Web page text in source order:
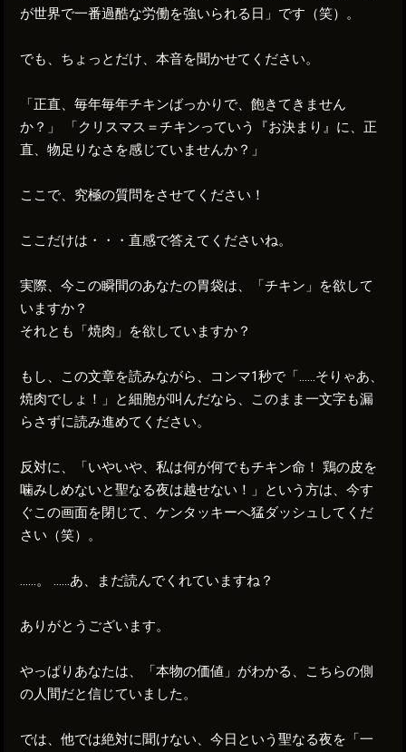
が世界で一番過酷な労働を強いられる日」です（笑）。
でも、ちょっとだけ、本音を聞かせてください。
「正直、毎年毎年チキンばっかりで、飽きてきません
か？」 「クリスマス＝チキンっていう『お決まり』に、正
直、物足りなさを感じていませんか？」
ここで、究極の質問をさせてください！
ここだけは・・・直感で答えてくださいね。
実際、今この瞬間のあなたの胃袋は、「チキン」を欲して
いますか？
それとも「焼肉」を欲していますか？
もし、この文章を読みながら、コンマ1秒で「……そりゃあ、
焼肉でしょ！」と細胞が叫んだなら、このまま一文字も漏
らさずに読み進めてください。
反対に、「いやいや、私は何が何でもチキン命！ 鶏の皮を
噛みしめないと聖なる夜は越せない！」という方は、今す
ぐこの画面を閉じて、ケンタッキーへ猛ダッシュしてくだ
さい（笑）。
……。 ……あ、まだ読んでくれていますね？
ありがとうございます。
やっぱりあなたは、「本物の価値」がわかる、こちらの側
の人間だと信じていました。
では、他では絶対に聞けない、今日という聖なる夜を「一